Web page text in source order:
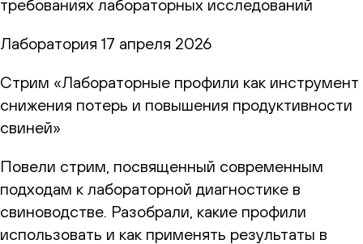
требованиях лабораторных исследований
Лаборатория 17 апреля 2026
Стрим «Лабораторные профили как инструмент
снижения потерь и повышения продуктивности
свиней»
Повели стрим, посвященный современным
подходам к лабораторной диагностике в
свиноводстве. Разобрали, какие профили
использовать и как применять результаты в